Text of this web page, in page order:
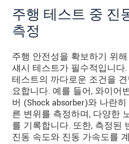
주행 테스트 중 진
측정
주행 안전성을 확보하기 위
섀시 테스트가 필수적입니다
테스트의 까다로운 조건을
요합니다. 예를 들어, 와이어
버 (Shock absorber)와 나란
른 변위를 측정하며, 다양한
를 기록합니다. 또한, 측정된
진동 속도와 진동 가속도를